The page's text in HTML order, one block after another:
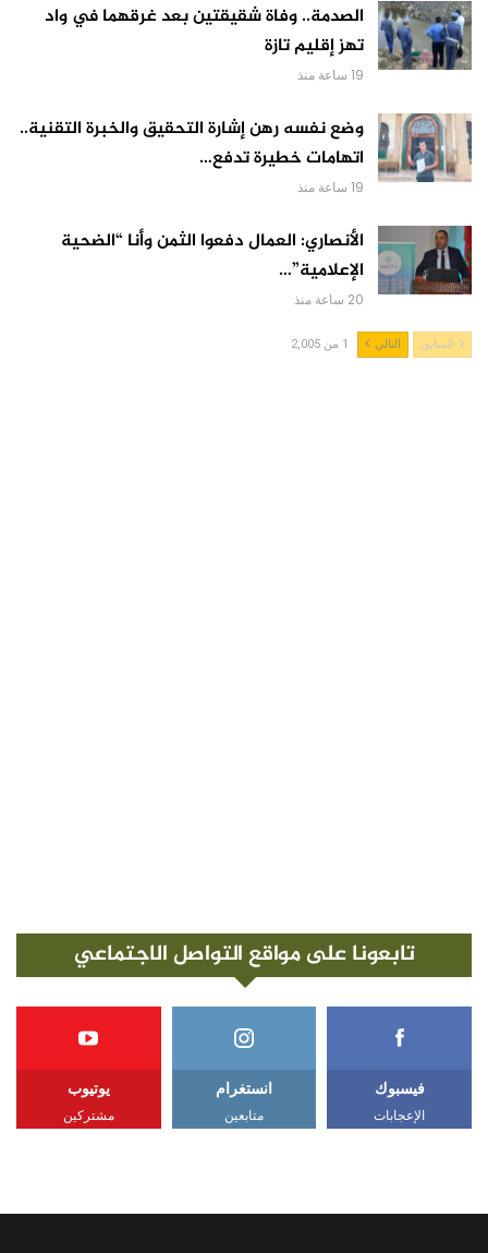
الصدمة.. وفاة شقيقتين بعد غرقهما في واد
تهز إقليم تازة
19 ساعة منذ
وضع نفسه رهن إشارة التحقيق والخبرة التقنية..
اتهامات خطيرة تدفع…
19 ساعة منذ
الأنصاري: العمال دفعوا الثمن وأنا “الضحية
الإعلامية”…
20 ساعة منذ
السابق التالي 1 من 2,005
تابعونا على مواقع التواصل الاجتماعي
فيسبوك
الإعجابات
انستغرام
متابعين
يوتيوب
مشتركين